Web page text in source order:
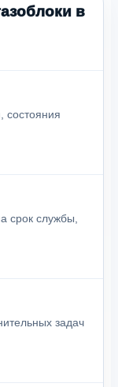
в
состояния
срок службы,
задач